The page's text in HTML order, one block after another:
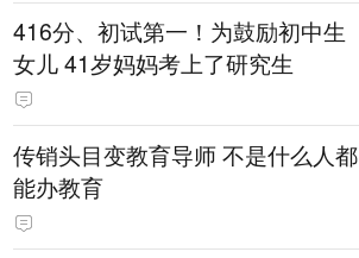
416分、初试第一！为鼓励初中生
女儿 41岁妈妈考上了研究生
传销头目变教育导师 不是什么人都
能办教育